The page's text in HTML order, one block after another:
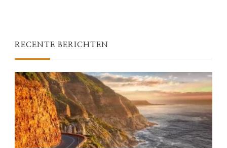
RECENTE BERICHTEN